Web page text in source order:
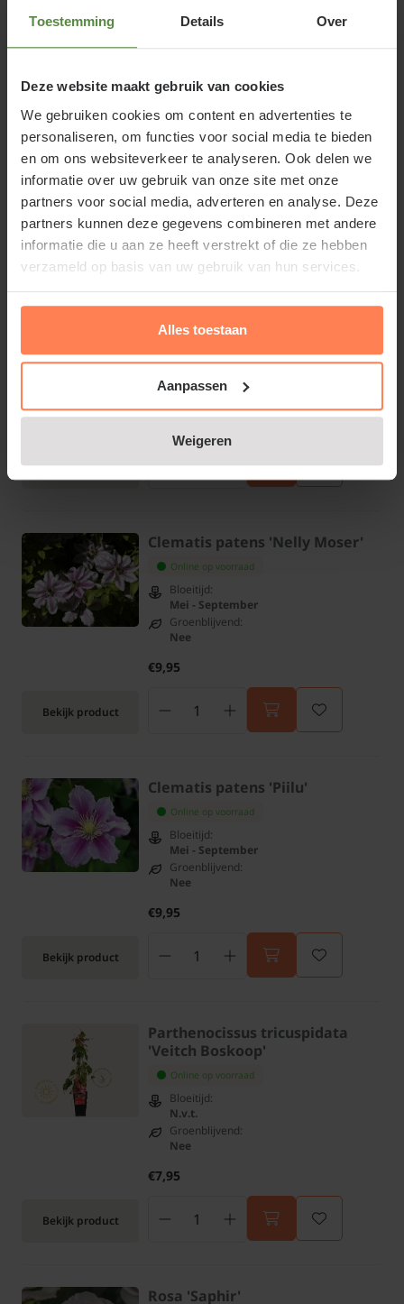
Toestemming Details Over
Deze website maakt gebruik van cookies
We gebruiken cookies om content en advertenties te
personaliseren, om functies voor social media te bieden
en om ons websiteverkeer te analyseren. Ook delen we
informatie over uw gebruik van onze site met onze
partners voor social media, adverteren en analyse. Deze
partners kunnen deze gegevens combineren met andere
informatie die u aan ze heeft verstrekt of die ze hebben
verzameld op basis van uw gebruik van hun services.
Alles toestaan
Aanpassen
Weigeren
Bekijk product
Juni - November
Groenblijvend:
Nee
€19,95
Bekijk product
Parthenocissus henryana
N.v.t.
Nee
€13,95
Bekijk product
Clematis patens 'Nelly Moser'
Online op voorraad
Bloeitijd:
Mei - September
Groenblijvend:
Nee
€9,95
Bekijk product
Clematis patens 'Piilu'
Online op voorraad
Bloeitijd:
Mei - September
Groenblijvend:
Nee
€9,95
Bekijk product
Parthenocissus tricuspidata
'Veitch Boskoop'
Online op voorraad
Bloeitijd:
N.v.t.
Groenblijvend:
Nee
€7,95
Rosa 'Saphir'